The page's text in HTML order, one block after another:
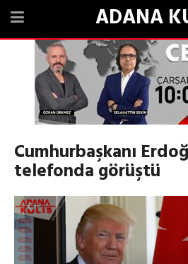
ADANA
Cumhurbaşkanı
telefonda görüştü